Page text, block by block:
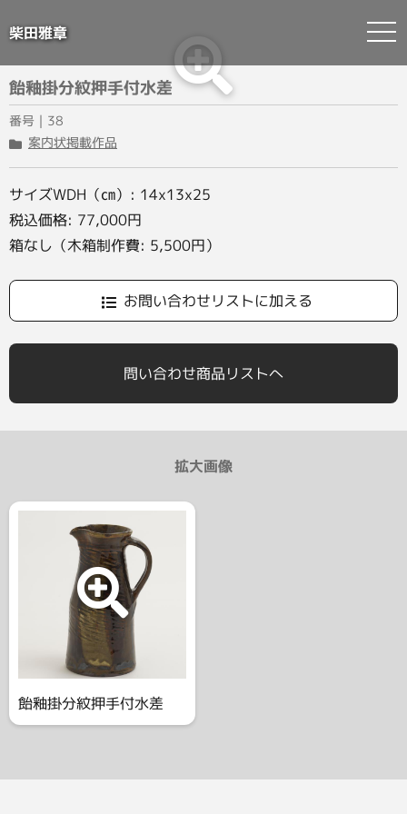
to
content
柴田雅章
飴釉掛分紋押手付水差
番号｜38
案内状掲載作品
サイズWDH（㎝）: 14x13x25
税込価格: 77,000円
箱なし（木箱制作費: 5,500円）
お問い合わせリストに加える
問い合わせ商品リストへ
拡大画像
飴釉掛分紋押手付水差